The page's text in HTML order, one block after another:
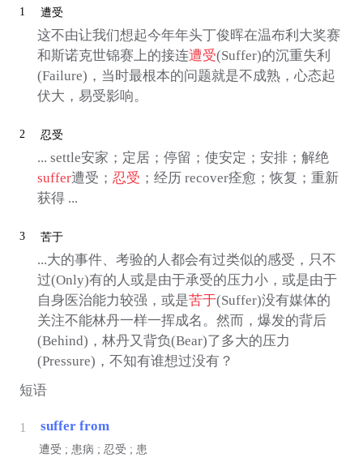
1 遭受
这不由让我们想起今年年头丁俊晖在温布利大奖赛
和斯诺克世锦赛上的接连遭受(Suffer)的沉重失利
(Failure)，当时最根本的问题就是不成熟，心态起
伏大，易受影响。
2 忍受
... settle安家；定居；停留；使安定；安排；解绝
suffer遭受； 忍受 ；经历 recover痊愈；恢复；重新
获得 ...
3 苦于
...大的事件、考验的人都会有过类似的感受，只不
过(Only)有的人或是由于承受的压力小，或是由于
自身医治能力较强，或是苦于(Suffer)没有媒体的
关注不能林丹一样一挥成名。然而，爆发的背后
(Behind)，林丹又背负(Bear)了多大的压力
(Pressure)，不知有谁想过没有？
短语
1 suffer from
遭受 ; 患病 ; 忍受 ; 患